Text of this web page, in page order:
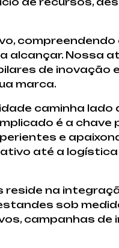
alcançar. Nossa
de inovação
marca.
caminha lado
é a chave
e
até a
reside na
sob
campanhas de